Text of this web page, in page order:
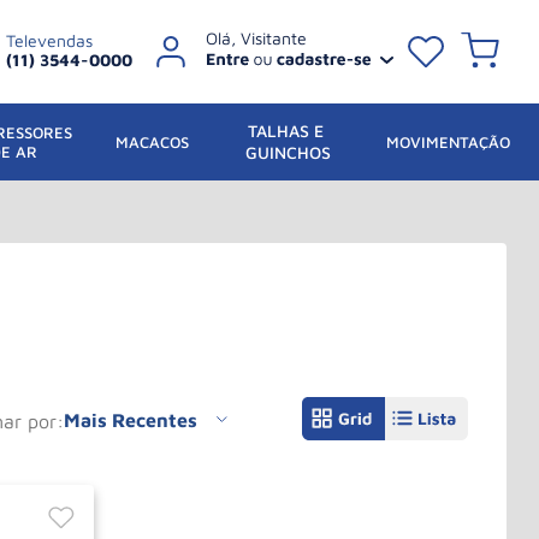
Televendas
(11) 3544-0000
AR
MACACOS
TALHAS E
GUINCHOS
MOVIMENTAÇÃO
por Mais Recentes